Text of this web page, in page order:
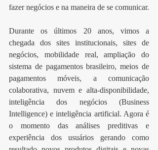
fazer negócios e na maneira de se comunicar.
Durante os últimos 20 anos, vimos a
chegada dos sites institucionais, sites de
negócios, mobilidade real, ampliação do
sistema de pagamentos brasileiro, meios de
pagamentos móveis, a comunicação
colaborativa, nuvem e alta-disponibilidade,
inteligência dos negócios (Business
Intelligence) e inteligência artificial. Agora é
o momento das análises preditivas e
experiência dos usuários gerando como